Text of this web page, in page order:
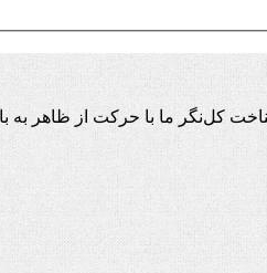
کل‌نگر ما با حرکت از ظاهر به